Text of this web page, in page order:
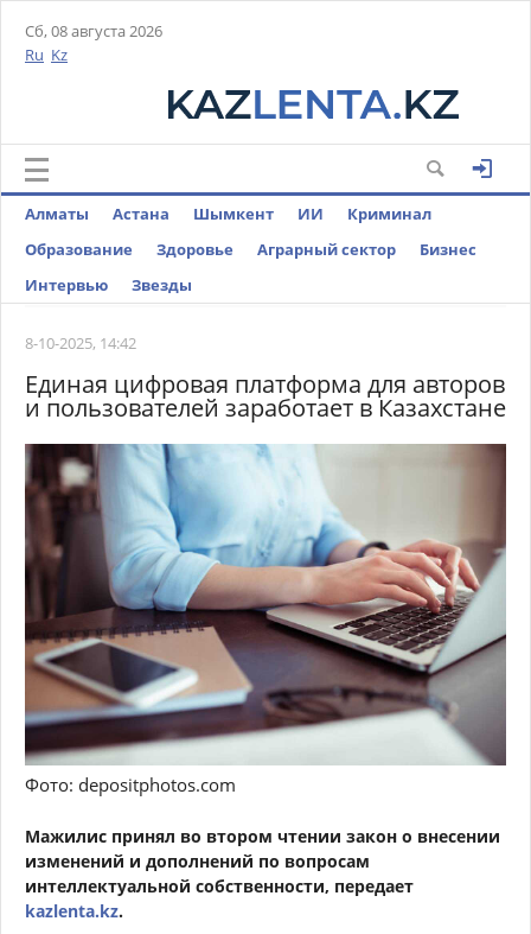
Сб, 08 августа 2026
Ru Kz
Алматы Астана Шымкент ИИ
Криминал
Образование
Здоровье Аграрный сектор
Бизнес
Интервью
Звезды
8-10-2025, 14:42
Единая цифровая платформа для авторов
и пользователей заработает в Казахстане
Фото: depositphotos.com
Мажилис принял во втором чтении закон о внесении
изменений и дополнений по вопросам
интеллектуальной собственности, передает
kazlenta.kz.